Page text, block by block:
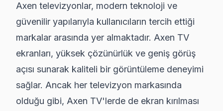
Küçükçekmece, Maltepe, Pendik, Sancaktepe,
Küçükçekmece'deki Atatürk Parkı'nın çevresinde
Maltepe'de iç mekan kullanım döngüsünü
Pendik’te yoğun göçmen nüfusunun bulunmasından
Sancaktepe ilçesindeki sonbahar renklerinin
Sarıyer ilçesinde İstinye Park çevresindeki yüksek
Axen televizyonlar, modern teknoloji ve
güvenilir yapılarıyla kullanıcıların tercih ettiği
markalar arasında yer almaktadır. Axen TV
ekranları, yüksek çözünürlük ve geniş görüş
açısı sunarak kaliteli bir görüntüleme deneyimi
sağlar. Ancak her televizyon markasında
olduğu gibi, Axen TV'lerde de ekran kırılması